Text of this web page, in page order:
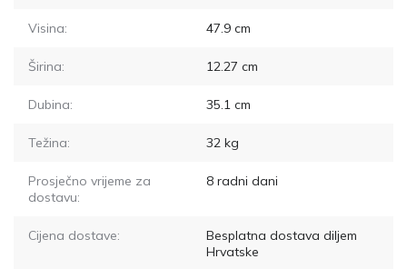
Visina: 47.9cm
Širina: 12.27 cm
Dubina: 35.1cm
Težina: 32kg
Prosječno vrijeme za
dostavu:
8radni dani
Cijena dostave:
Besplatna dostava diljem
Hrvatske